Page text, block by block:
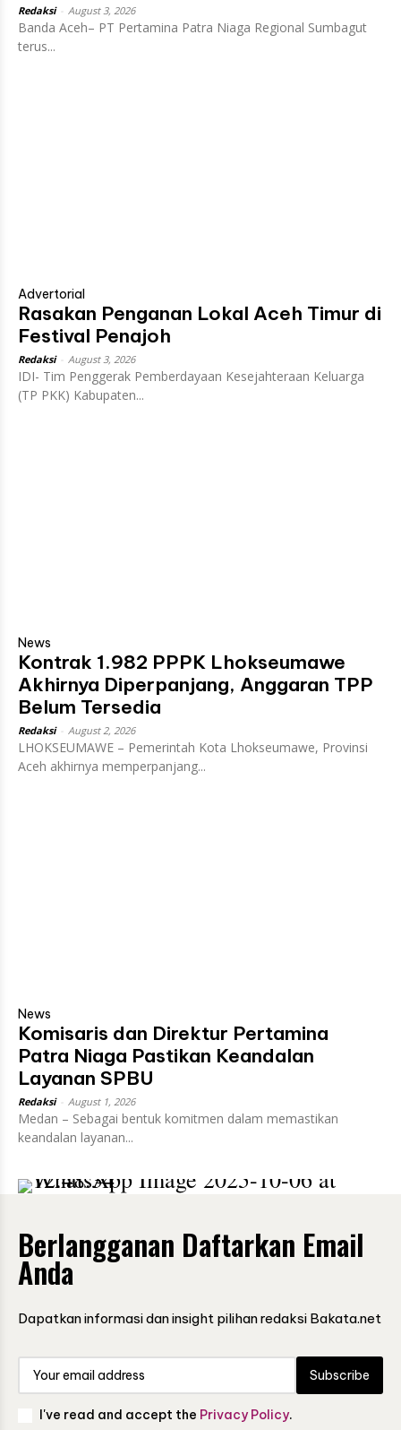
Redaksi August 3, 2026
Banda Aceh– PT Pertamina Patra Niaga Regional Sumbagut
terus...
Advertorial
Rasakan Penganan Lokal Aceh Timur di
Festival Penajoh
Redaksi August 3, 2026
IDI- Tim Penggerak Pemberdayaan Kesejahteraan Keluarga
(TP PKK) Kabupaten...
News
Kontrak 1.982 PPPK Lhokseumawe
Akhirnya Diperpanjang, Anggaran TPP
Belum Tersedia
Redaksi August 2, 2026
LHOKSEUMAWE – Pemerintah Kota Lhokseumawe, Provinsi
Aceh akhirnya memperpanjang...
News
Komisaris dan Direktur Pertamina
Patra Niaga Pastikan Keandalan
Layanan SPBU
Redaksi August 1, 2026
Medan – Sebagai bentuk komitmen dalam memastikan
keandalan layanan...
Berlangganan Daftarkan Email
Anda
Dapatkan informasi dan insight pilihan redaksi Bakata.net
Subscribe
I've read and accept the Privacy Policy.